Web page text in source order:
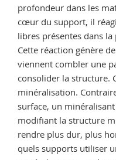
profondeur dans les
cœur du support, il
libres présentes dans
Cette réaction génère
viennent combler une
consolider la structure.
minéralisation.
surface, un
modifiant la structure
rendre plus dur, plus
quels supports utiliser